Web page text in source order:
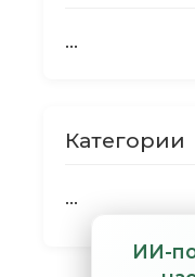
ИИ-
...
Категории
...